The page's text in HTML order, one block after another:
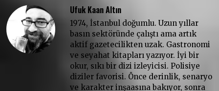
Ufuk Kaan Altın
1974, İstanbul doğumlu. Uzun yıllar
basın sektöründe çalıştı ama artık
aktif gazetecilikten uzak. Gastronomi
ve seyahat kitapları yazıyor. İyi bir
okur, sıkı bir dizi izleyicisi. Polisiye
diziler favorisi. Önce derinlik, senaryo
ve karakter inşaasına bakıyor, sonra